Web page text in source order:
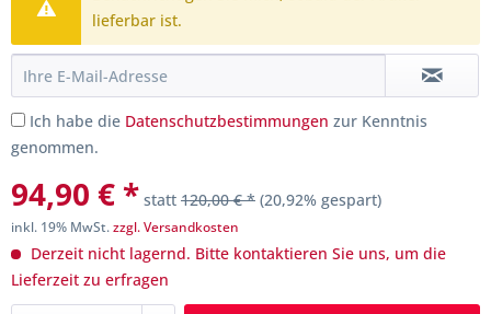
lieferbar ist.
Ich habe die Datenschutzbestimmungen zur Kenntnis
genommen.
94,90 € * statt 120,00 € * (20,92% gespart)
inkl. 19% MwSt.zzgl. Versandkosten
Derzeit nicht lagernd. Bitte kontaktieren Sie uns, um die
Lieferzeit zu erfragen